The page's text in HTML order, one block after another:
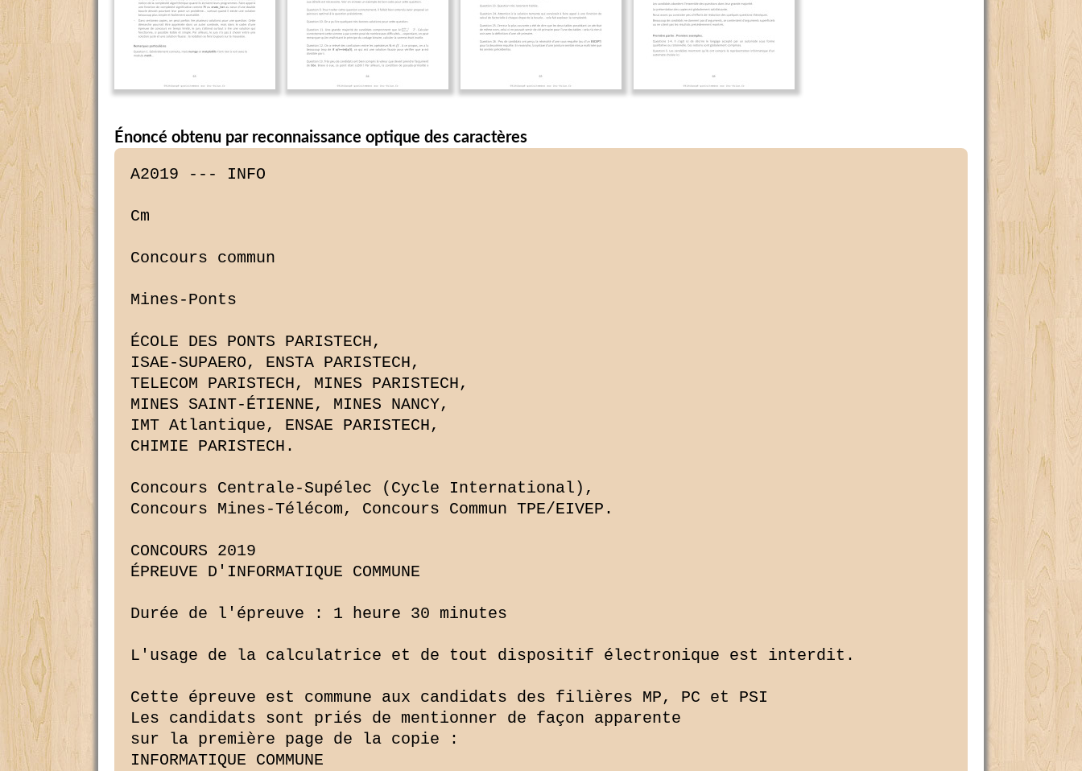
Énoncé obtenu par reconnaissance optique des caractères
A2019 --- INFO
Cm
Concours commun
Mines-Ponts
ÉCOLE DES PONTS PARISTECH,
ISAE-SUPAERO, ENSTA PARISTECH,
TELECOM PARISTECH, MINES PARISTECH,
MINES SAINT-ÉTIENNE, MINES NANCY,
IMT Atlantique, ENSAE PARISTECH,
CHIMIE PARISTECH.
Concours Centrale-Supélec (Cycle International),
Concours Mines-Télécom, Concours Commun TPE/EIVEP.
CONCOURS 2019
ÉPREUVE D'INFORMATIQUE COMMUNE
Durée de l'épreuve : 1 heure 30 minutes
L'usage de la calculatrice et de tout dispositif électronique est interdit.
Cette épreuve est commune aux candidats des filières MP, PC et PSI
Les candidats sont priés de mentionner de façon apparente
sur la première page de la copie :
INFORMATIQUE COMMUNE